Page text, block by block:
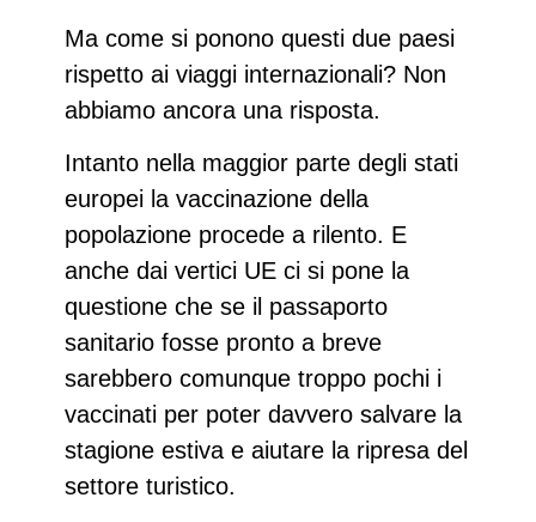
Ma come si ponono questi due paesi
rispetto ai viaggi internazionali? Non
abbiamo ancora una risposta.
Intanto nella maggior parte degli stati
europei la vaccinazione della
popolazione procede a rilento. E
anche dai vertici UE ci si pone la
questione che se il passaporto
sanitario fosse pronto a breve
sarebbero comunque troppo pochi i
vaccinati per poter davvero salvare la
stagione estiva e aiutare la ripresa del
settore turistico.